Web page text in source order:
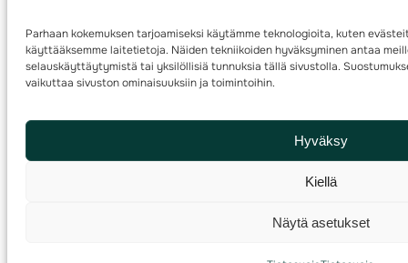
Parhaan kokemuksen tarjoamiseksi käytämme teknologioita, kuten
käyttääksemme laitetietoja. Näiden tekniikoiden hyväksyminen antaa
selauskäyttäytymistä tai yksilöllisiä tunnuksia tällä sivustolla.
vaikuttaa sivuston ominaisuuksiin ja toimintoihin.
Hyväksy
Kiellä
Näytä asetukset